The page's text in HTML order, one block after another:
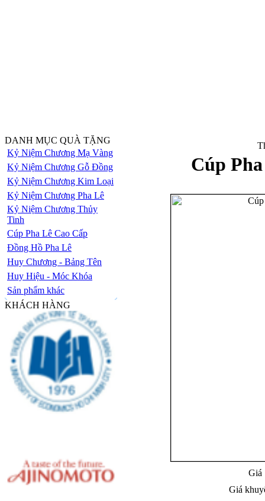
DANH MỤC QUÀ TẶNG
Kỷ Niệm Chương Mạ Vàng
Kỷ Niệm Chương Gỗ Đồng
Kỷ Niệm Chương Kim Loại
Kỷ Niệm Chương Pha Lê
Kỷ Niệm Chương Thủy
Tinh
Cúp Pha Lê Cao Cấp
Đồng Hồ Pha Lê
Huy Chương - Bảng Tên
Huy Hiệu - Móc Khóa
Sản phẩm khác
KHÁCH HÀNG
Cúp
Giá